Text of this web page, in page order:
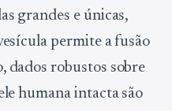
grandes e únicas,
permite a fusão
dados robustos sobre
humana intacta são